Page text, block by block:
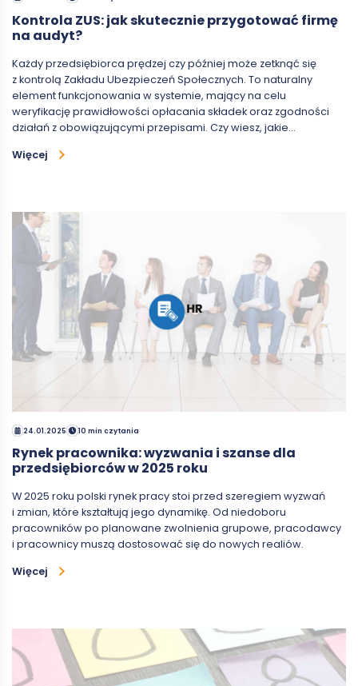
Kontrola ZUS: jak skutecznie przygotować firmę
na audyt?
Każdy przedsiębiorca prędzej czy później może zetknąć się
z kontrolą Zakładu Ubezpieczeń Społecznych. To naturalny
element funkcjonowania w systemie, mający na celu
weryfikację prawidłowości opłacania składek oraz zgodności
działań z obowiązującymi przepisami. Czy wiesz, jakie…
Więcej
24.01.2025 10 min czytania
Rynek pracownika: wyzwania i szanse dla
przedsiębiorców w 2025 roku
W 2025 roku polski rynek pracy stoi przed szeregiem wyzwań
i zmian, które kształtują jego dynamikę. Od niedoboru
pracowników po planowane zwolnienia grupowe, pracodawcy
i pracownicy muszą dostosować się do nowych realiów.
Więcej